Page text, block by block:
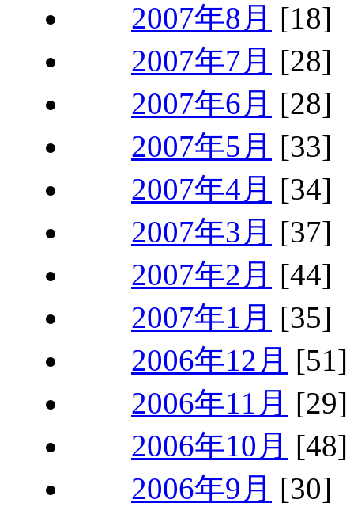
2007年8月 [18]
2007年7月 [28]
2007年6月 [28]
2007年5月 [33]
2007年4月 [34]
2007年3月 [37]
2007年2月 [44]
2007年1月 [35]
2006年12月 [51]
2006年11月 [29]
2006年10月 [48]
2006年9月 [30]